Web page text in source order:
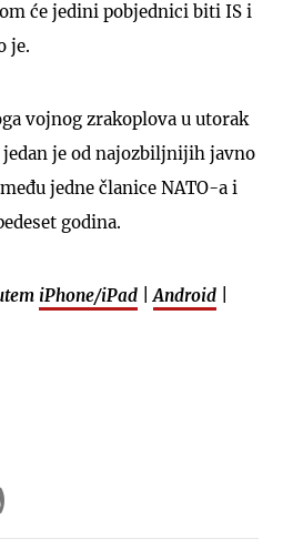
će jedini pobjednici biti IS i
je.
vojnog zrakoplova u utorak
je od najozbiljnijih javno
jedne članice NATO-a i
godina.
iPhone/iPad Android